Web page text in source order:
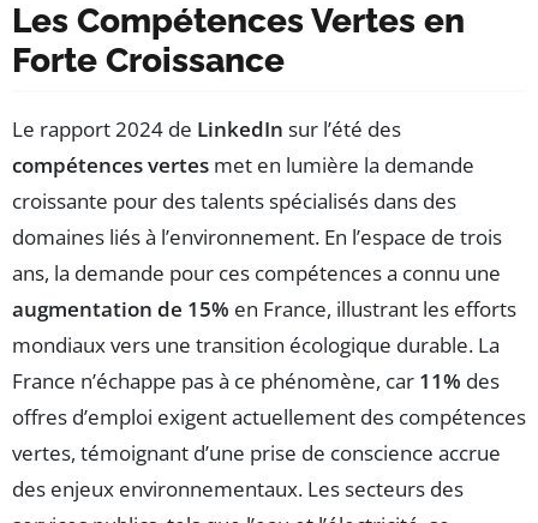
Les Compétences Vertes en
Forte Croissance
Le rapport 2024 de LinkedIn sur l’été des
compétences vertes met en lumière la demande
croissante pour des talents spécialisés dans des
domaines liés à l’environnement. En l’espace de trois
ans, la demande pour ces compétences a connu une
augmentation de 15% en France, illustrant les efforts
mondiaux vers une transition écologique durable. La
France n’échappe pas à ce phénomène, car 11% des
offres d’emploi exigent actuellement des compétences
vertes, témoignant d’une prise de conscience accrue
des enjeux environnementaux. Les secteurs des